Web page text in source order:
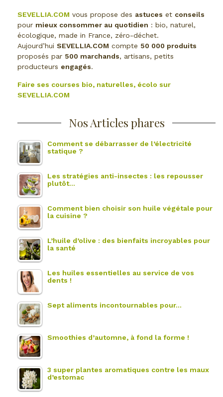
SEVELLIA.COM vous propose des astuces et conseils
pour mieux consommer au quotidien : bio, naturel,
écologique, made in France, zéro-déchet.
Aujourd’hui SEVELLIA.COM compte 50 000 produits
proposés par 500 marchands, artisans, petits
producteurs engagés.
Faire ses courses bio, naturelles, écolo sur
SEVELLIA.COM
Nos Articles phares
Comment se débarrasser de l’électricité
statique ?
Les stratégies anti-insectes : les repousser
plutôt…
Comment bien choisir son huile végétale pour
la cuisine ?
L’huile d’olive : des bienfaits incroyables pour
la santé
Les huiles essentielles au service de vos
dents !
Sept aliments incontournables pour…
Smoothies d’automne, à fond la forme !
3 super plantes aromatiques contre les maux
d’estomac